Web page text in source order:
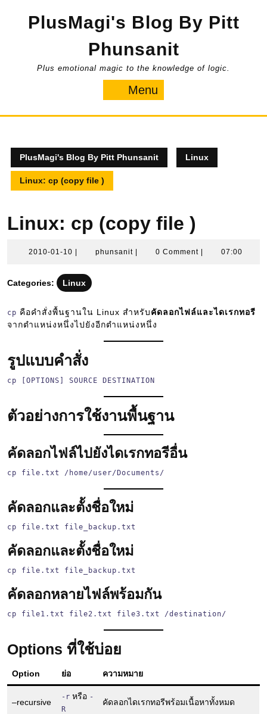
PlusMagi's Blog By Pitt
Phunsanit
Plus emotional magic to the knowledge of logic.
Menu
PlusMagi's Blog By Pitt Phunsanit Linux
Linux: cp (copy file )
Linux: cp (copy file )
2010-01-10 2010-phunsanit phunsanit0 Comment 07:00
Categories: Linux
cp คือคำสั่งพื้นฐานใน Linux สำหรับคัดลอกไฟล์และไดเรกทอรี
จากตำแหน่งหนึ่งไปยังอีกตำแหน่งหนึ่ง
รูปแบบคำสั่ง
cp [OPTIONS] SOURCE DESTINATION
ตัวอย่างการใช้งานพื้นฐาน
คัดลอกไฟล์ไปยังไดเรกทอรีอื่น
cp file.txt /home/user/Documents/
คัดลอกและตั้งชื่อใหม่
cp file.txt file_backup.txt
คัดลอกและตั้งชื่อใหม่
cp file.txt file_backup.txt
คัดลอกหลายไฟล์พร้อมกัน
cp file1.txt file2.txt file3.txt /destination/
Options ที่ใช้บ่อย
Option ย่อ ความหมาย
–recursive
-r หรือ -
R
คัดลอกไดเรกทอรีพร้อมเนื้อหาทั้งหมด